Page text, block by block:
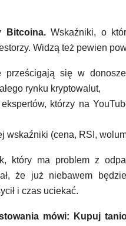
Bitcoina.Wskaźniki, o
Widzą też pewien
prześcigają się w
rynku kryptowalut,
którzy na
wskaźniki (cena, RSI,
który ma problem z
że już niebawem
i czas uciekać.
mówi: Kupuj